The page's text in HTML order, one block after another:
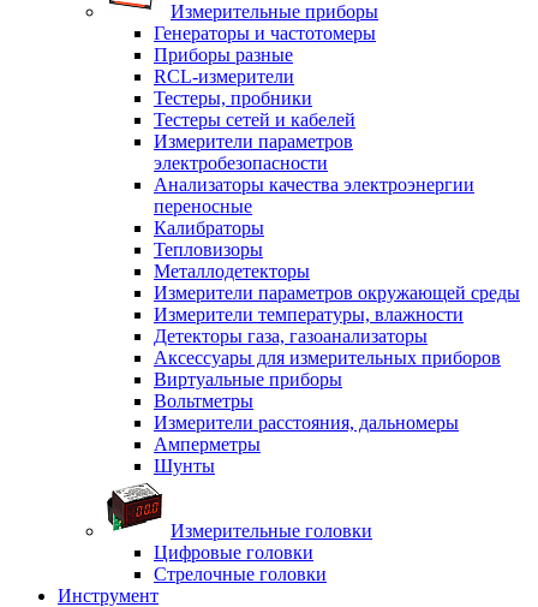
Измерительные приборы
Генераторы и частотомеры
Приборы разные
RCL-измерители
Тестеры, пробники
Тестеры сетей и кабелей
Измерители параметров
электробезопасности
Анализаторы качества электроэнергии
переносные
Калибраторы
Тепловизоры
Металлодетекторы
Измерители параметров окружающей среды
Измерители температуры, влажности
Детекторы газа, газоанализаторы
Аксессуары для измерительных приборов
Виртуальные приборы
Вольтметры
Измерители расстояния, дальномеры
Амперметры
Шунты
Измерительные головки
Цифровые головки
Стрелочные головки
Инструмент